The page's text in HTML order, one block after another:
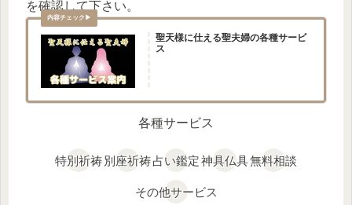
を確認して下さい。
聖天様に仕える聖夫婦の各種サービ
ス
各種サービス
特別祈祷別座祈祷占い鑑定神具仏具無料相談
その他サービス